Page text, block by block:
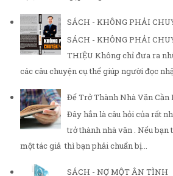
SÁCH - KHÔNG PHẢI
SÁCH - KHÔNG PHẢI
THIỆU Không chỉ đưa ra
các câu chuyện cụ thể giúp người đọc
Để Trở Thành Nhà Văn Cần
Đây hẳn là câu hỏi của rất
trở thành nhà văn . Nếu
một tác giả thì bạn phải chuẩn bị...
SÁCH - NỢ MỘT ÂN TÌNH